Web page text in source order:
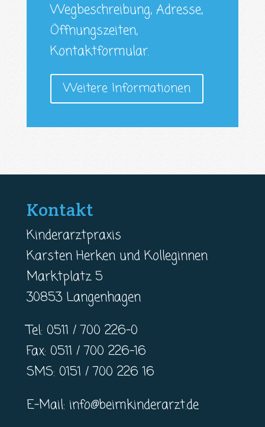
Wegbeschreibung, Adresse,
Öffnungszeiten,
Kontaktformular.
Weitere Informationen
Kontakt
Kinderarztpraxis
Karsten Herken und Kolleginnen
Marktplatz 5
30853 Langenhagen
Tel: 0511 / 700 226-0
Fax: 0511 / 700 226-16
SMS: 0151 / 700 226 16
E-Mail: info@beimkinderarzt.de